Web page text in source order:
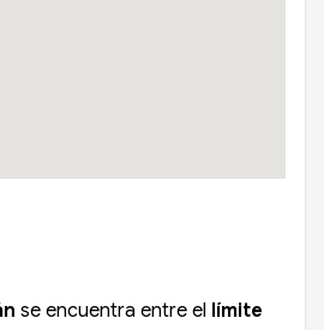
se encuentra entre el límite